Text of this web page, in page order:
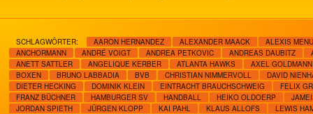
SCHLAGWÖRTER: AARON HERNANDEZ ALEXANDER MAACK
ALEXIS
ANCHORMANN
ANDRÉ VOIGT ANDREA PETKOVIC ANDREAS DAUBITZ
ANETT SATTLER
ANGELIQUE KERBER ATLANTA HAWKS
AXEL GOLDMANN
BOXEN
BRUNO LABBADIA BVB CHRISTIAN NIMMERVOLL
DAVID
DIETER HECKING
DOMINIK KLEIN EINTRACHT BRAUCHSCHWEIG
FELIX
FRANZ BÜCHNER
HAMBURGER SV HANDBALL HEIKO OLDOERP
JORDAN SPIETH
JÜRGEN KLOPP KAI PAHL KLAUS ALLOFS
LEWIS